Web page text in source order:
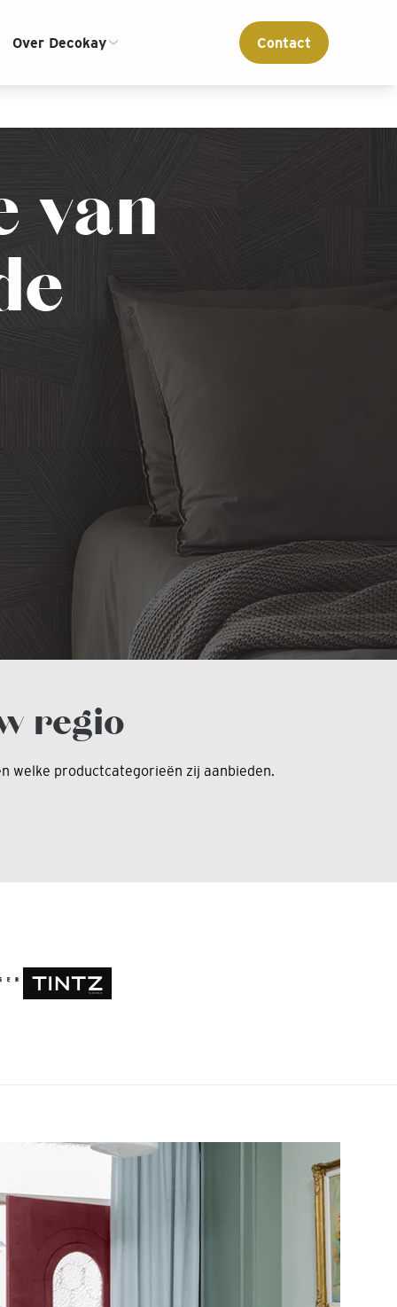
Interieur advies op maat
Over Decokay Contact
van
regio
welke productcategorieën zij aanbieden.